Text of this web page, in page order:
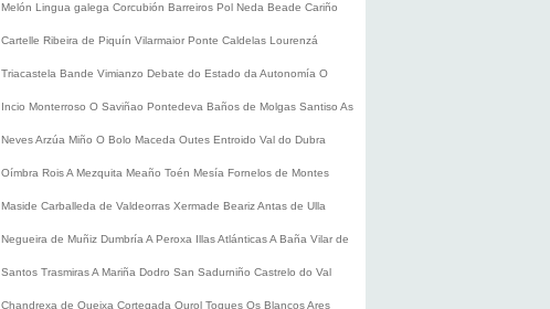
Melón Lingua galega Corcubión Barreiros Pol Neda Beade Cariño
Cartelle Ribeira de Piquín Vilarmaior Ponte Caldelas Lourenzá
Triacastela Bande Vimianzo Debate do Estado da Autonomía O
Incio Monterroso O Saviñao Pontedeva Baños de Molgas Santiso As
NevesArzúa Miño O Bolo Maceda Outes Entroido Val do Dubra
Oímbra RoisA Mezquita Meaño Toén Mesía Fornelos de Montes
Maside Carballeda de Valdeorras Xermade BearizAntas de Ulla
Negueira de Muñiz Dumbría A Peroxa Illas AtlánticasA Baña Vilar de
Santos TrasmirasA Mariña Dodro San Sadurniño Castrelo do Val
Chandrexa de Queixa Cortegada Ourol Toques Os BlancosAres